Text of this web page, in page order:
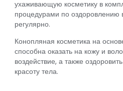
ухаживающую косметику в
процедурами по оздоровлению
регулярно.
Конопляная косметика на
способна оказать на кожу и
воздействие, а также
красоту тела.